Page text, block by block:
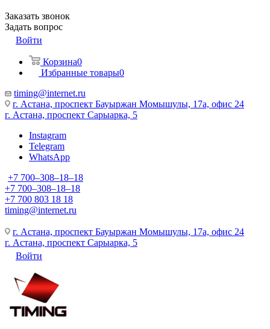
Заказать звонок
Задать вопрос
Войти
Корзина0
Избранные товары0
timing@internet.ru
г. Астана, проспект Бауыржан Момышулы, 17а, офис 24
г. Астана, проспект Сарыарка, 5
Instagram
Telegram
WhatsApp
+7 700‒308‒18‒18
+7 700‒308‒18‒18
+7 700 803 18 18
timing@internet.ru
г. Астана, проспект Бауыржан Момышулы, 17а, офис 24
г. Астана, проспект Сарыарка, 5
Войти